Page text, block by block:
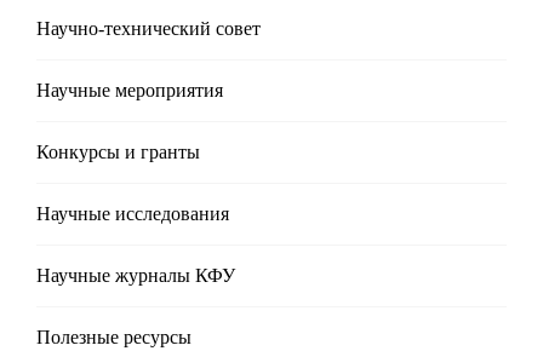
Научно-технический совет
Научные мероприятия
Конкурсы и гранты
Научные исследования
Научные журналы КФУ
Полезные реcурсы